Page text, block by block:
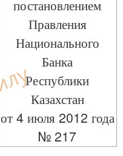
постановлением
Правления
Национального
Банка
Республики
Казахстан
от 4 июля 2012 года
№ 217